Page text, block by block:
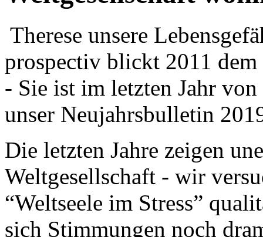
Therese unsere
prospectiv blickt 2011
- Sie ist im letzten Jahr
unser Neujahrsbulletin
Die letzten Jahre zeigen
Weltgesellschaft - wir
“Weltseele im Stress”
sich Stimmungen noch